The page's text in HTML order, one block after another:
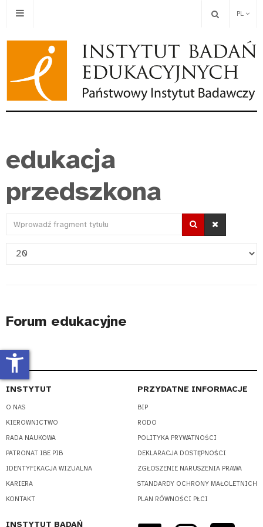
PL
edukacja
przedszkona
Wprowadź
tytułu
Pokaż
Forum edukacyjne
INSTYTUT
O NAS
KIEROWNICTWO
RADA NAUKOWA
PATRONAT IBE PIB
IDENTYFIKACJA WIZUALNA
KARIERA
KONTAKT
PRZYDATNE INFORMACJE
BIP
RODO
POLITYKA PRYWATNOŚCI
DEKLARACJA DOSTĘPNOŚCI
ZGŁOSZENIE NARUSZENIA PRAWA
STANDARDY OCHRONY MAŁOLETNICH
PLAN RÓWNOŚCI PŁCI
INSTYTUT BADAŃ
accessibility_new